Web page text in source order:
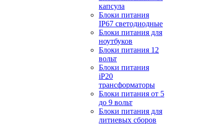
капсула
Блоки питания
IP67 светодиодные
Блоки питания для
ноутбуков
Блоки питания 12
вольт
Блоки питания
iP20
трансформаторы
Блоки питания от 5
до 9 вольт
Блоки питания для
литиевых сборов